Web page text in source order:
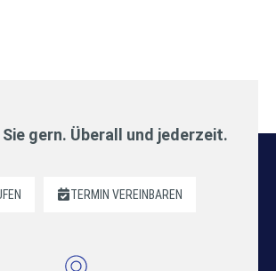
gern. Überall und jederzeit.
TERMIN VEREINBAREN